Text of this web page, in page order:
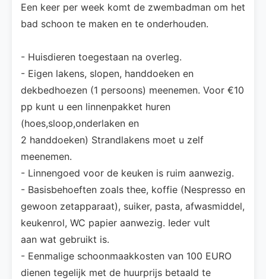
Een keer per week komt de zwembadman om het
bad schoon te maken en te onderhouden.
- Huisdieren toegestaan na overleg.
- Eigen lakens, slopen, handdoeken en
dekbedhoezen (1 persoons) meenemen. Voor €10
pp kunt u een linnenpakket huren
(hoes,sloop,onderlaken en
2 handdoeken) Strandlakens moet u zelf
meenemen.
- Linnengoed voor de keuken is ruim aanwezig.
- Basisbehoeften zoals thee, koffie (Nespresso en
gewoon zetapparaat), suiker, pasta, afwasmiddel,
keukenrol, WC papier aanwezig. Ieder vult
aan wat gebruikt is.
- Eenmalige schoonmaakkosten van 100 EURO
dienen tegelijk met de huurprijs betaald te